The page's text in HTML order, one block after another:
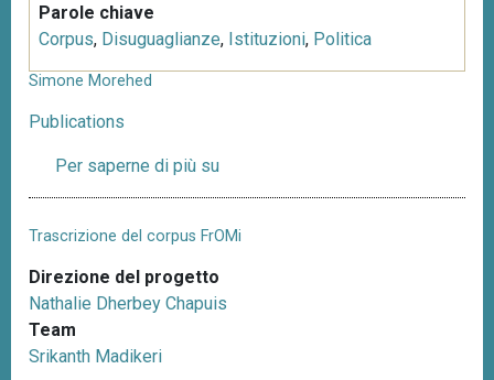
Parole chiave
Corpus, Disuguaglianze, Istituzioni, Politica
Simone Morehed
Publications
Per saperne di più su
i
o
e
Trascrizione del corpus FrOMi
Direzione del progetto
Nathalie Dherbey Chapuis
Team
Srikanth Madikeri